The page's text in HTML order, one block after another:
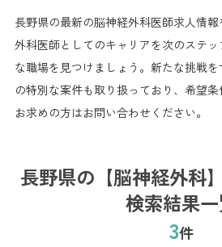
長野県の最新の脳神経外科医師求人情
外科医師としてのキャリアを次のステ
な職場を見つけましょう。新たな挑戦
の特別な案件も取り扱っており、希望
お求めの方はお問い合わせください。
長野県の【脳神経外科】
検索結果
3件